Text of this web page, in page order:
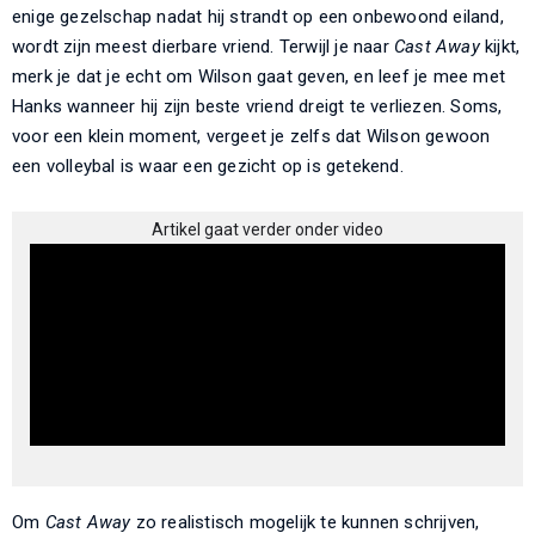
enige gezelschap nadat hij strandt op een onbewoond eiland,
wordt zijn meest dierbare vriend. Terwijl je naar Cast Awaykijkt,
merk je dat je echt om Wilson gaat geven, en leef je mee met
Hanks wanneer hij zijn beste vriend dreigt te verliezen. Soms,
voor een klein moment, vergeet je zelfs dat Wilson gewoon
een volleybal is waar een gezicht op is getekend.
Artikel gaat verder onder video
Om Cast Away zo realistisch mogelijk te kunnen schrijven,